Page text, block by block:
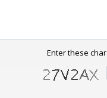
Enter these